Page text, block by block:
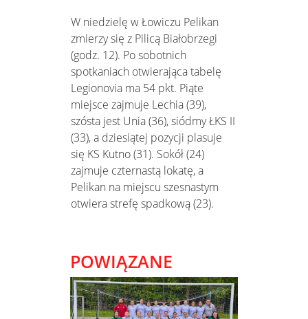
W niedzielę w Łowiczu Pelikan
zmierzy się z Pilicą Białobrzegi
(godz. 12). Po sobotnich
spotkaniach otwierająca tabelę
Legionovia ma 54 pkt. Piąte
miejsce zajmuje Lechia (39),
szósta jest Unia (36), siódmy ŁKS II
(33), a dziesiątej pozycji plasuje
się KS Kutno (31). Sokół (24)
zajmuje czternastą lokatę, a
Pelikan na miejscu szesnastym
otwiera strefę spadkową (23).
POWIĄZANE